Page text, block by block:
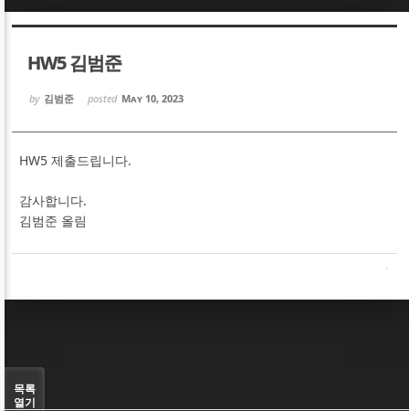
HW5 김범준
by 김범준 posted May 10, 2023
HW5 제출드립니다.
감사합니다.
김범준 올림
목록
열기
Sketchbook5, 스케치북5
Sketchbook5, 스케치북5
Sketchbook5, 스케치북5
Sketchbook5, 스케치북5